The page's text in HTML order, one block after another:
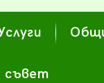
съвет